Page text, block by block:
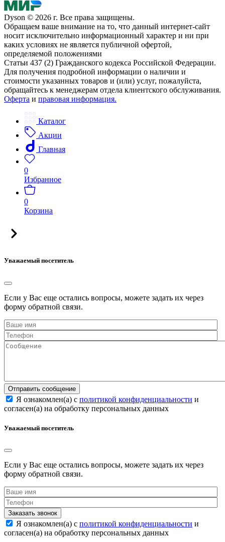
Dyson © 2026 г. Все права защищены.
Обращаем ваше внимание на то, что данный интернет-сайт
носит исключительно информационный характер и ни при
каких условиях не является публичной офертой,
определяемой положениями
Статьи 437 (2) Гражданского кодекса Российской Федерации.
Для получения подробной информации о наличии и
стоимости указанных товаров и (или) услуг, пожалуйста,
обращайтесь к менеджерам отдела клиентского обслуживания.
Оферта и правовая информация.
Каталог
Акции
Главная
0
Избранное
0
Корзина
Уважаемый посетитель
Если у Вас еще остались вопросы, можете задать их через
форму обратной связи.
Отправить сообщение
Я ознакомлен(а) с политикой конфиденциальности и
согласен(а) на обработку персональных данных
Уважаемый посетитель
Если у Вас еще остались вопросы, можете задать их через
форму обратной связи.
Заказать звонок
Я ознакомлен(а) с политикой конфиденциальности и
согласен(а) на обработку персональных данных